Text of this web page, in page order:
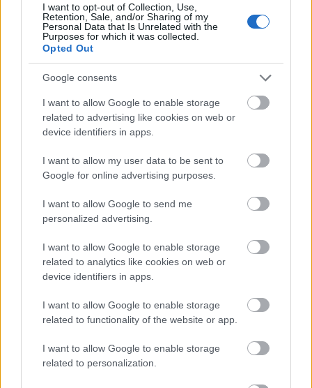
I want to opt-out of Collection, Use,
Retention, Sale, and/or Sharing of my
Personal Data that Is Unrelated with the
Purposes for which it was collected.
Opted Out
Google consents
I want to allow Google to enable storage
related to advertising like cookies on web or
device identifiers in apps.
I want to allow my user data to be sent to
Google for online advertising purposes.
I want to allow Google to send me
personalized advertising.
I want to allow Google to enable storage
related to analytics like cookies on web or
device identifiers in apps.
I want to allow Google to enable storage
related to functionality of the website or app.
I want to allow Google to enable storage
related to personalization.
hocinesze Szombat 2026.07.04 20:18:17
Seres Laci felköszönti a 250 éves Egyesült Államokat, amit a
magam részéről stílszerűen egy Ayn Rand‑idézettel
hiányoznak, így is elég komoly jelzésértéke van...
hocinesze Friedman-interjú 2026.07.02 09:29:40